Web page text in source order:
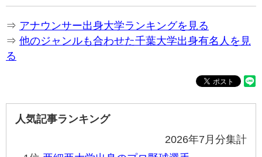
⇒ アナウンサー出身大学ランキングを見る
⇒ 他のジャンルも合わせた千葉大学出身有名人を見
る
人気記事ランキング
2026年7月分集計